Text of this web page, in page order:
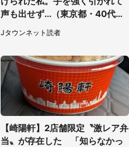
声も出せず...（東京都・40代女
Jタウンネット読者
【崎陽軒】2店舗限定〝激レア弁
当〟が存在した 「知らなかっ